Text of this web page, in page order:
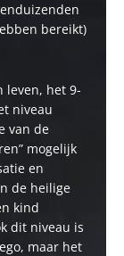
bereikt)
leven, het 9-
niveau
van de
mogelijk
en
de heilige
kind
dit niveau is
maar het